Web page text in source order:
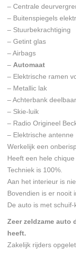
– Centrale
– Buitenspiegels
– Stuurbekrachtiging
– Getint glas
– Airbags
– Automaat
– Elektrische ramen
– Metallic lak
– Achterbank deelbaar
– Skie-luik
– Radio Origineel
– Elektrische antenne
Werkelijk een
Heeft een hele
Techniek is 100%.
Aan het interieur is
Bovendien is er nooit
De auto is met
Zeer zeldzame auto
heeft.
Zakelijk rijders